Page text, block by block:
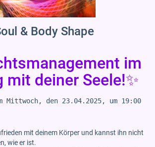
& Body Shape
im
mit deiner Seele!✨
Mittwoch, den 23.04.2025, um 19:00 -
mit deinem Körper und kannst ihn nicht
wie er ist.